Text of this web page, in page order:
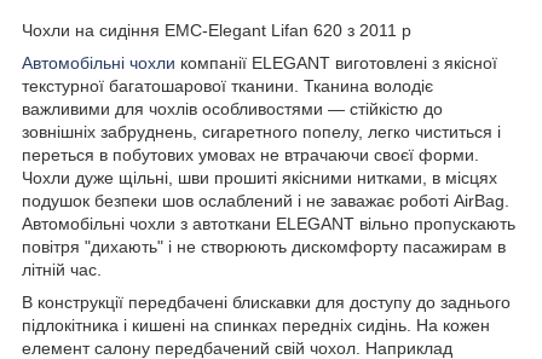
Чохли на сидіння EMC-Elegant Lifan 620 з 2011 р
Автомобільні чохли компанії ELEGANT виготовлені з якісної
текстурної багатошарової тканини. Тканина володіє
важливими для чохлів особливостями — стійкістю до
зовнішніх забруднень, сигаретного попелу, легко чиститься і
переться в побутових умовах не втрачаючи своєї форми.
Чохли дуже щільні, шви прошиті якісними нитками, в місцях
подушок безпеки шов ослаблений і не заважає роботі AirBag.
Автомобільні чохли з автоткани ELEGANT вільно пропускають
повітря "дихають" і не створюють дискомфорту пасажирам в
літній час.
В конструкції передбачені блискавки для доступу до заднього
підлокітника і кишені на спинках передніх сидінь. На кожен
елемент салону передбачений свій чохол. Наприклад